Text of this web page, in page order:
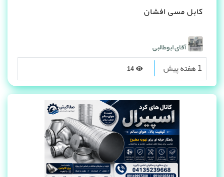
کابل مسی افشان
آقای ابوطالبی
1 هفته پیش